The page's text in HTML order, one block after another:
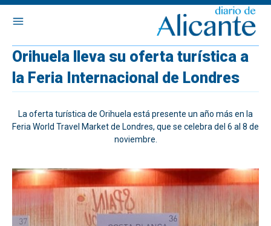
Orihuela lleva su oferta turística a
la Feria Internacional de Londres
La oferta turística de Orihuela está presente un año más en la
Feria World Travel Market de Londres, que se celebra del 6 al 8 de
noviembre.